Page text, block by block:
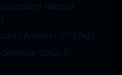
Incident Handler
Analyst+ (CT8742)
(CNDv3)